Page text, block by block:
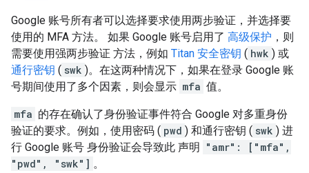
Google 账号所有者可以选择要求使用两步验证，并选择要
使用的 MFA 方法。 如果 Google 账号启用了 高级保护 ，则
需要使用强两步验证 方法，例如 Titan 安全密钥 ( hwk ) 或
通行密钥 ( swk )。在这两种情况下，如果在登录 Google 账
号期间使用了多个因素，则会显示 mfa 值。
mfa 的存在确认了身份验证事件符合 Google 对多重身份
验证的要求。例如，使用密码 ( pwd ) 和通行密钥 ( swk ) 进
行 Google 账号 身份验证会导致此 声明 "amr": ["mfa",
"pwd", "swk"] 。